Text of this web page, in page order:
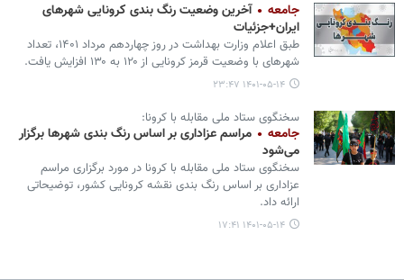
جامعه
آخرین وضعیت رنگ بندی کرونایی شهرهای
ایران+جزئیات
طبق اعلام وزارت بهداشت در روز چهاردهم مرداد ۱۴۰۱، تعداد
شهرهای با وضعیت قرمز کرونایی از ۱۲۰ به ۱۳۰ افزایش یافت.
۱۴۰۱-۰۵-۱۴ ۲۳:۴۷
سخنگوی ستاد ملی مقابله با کرونا:
جامعه
مراسم عزاداری بر اساس رنگ‌ بندی شهرها برگزار
می‌شود
سخنگوی ستاد ملی مقابله با کرونا در مورد برگزاری مراسم
عزاداری بر اساس رنگ بندی نقشه کرونایی کشور، توضیحاتی
ارائه داد.
۱۴۰۱-۰۵-۱۴ ۱۷:۴۱